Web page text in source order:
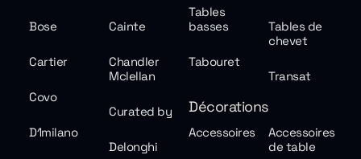
Bose Cainte
Cartier
Chandler
Mclellan
Covo
Curated by
D1milano
Delonghi
Tables
basses
Tables de
chevet
Tabouret
Transat
Décorations
Accessoires
Accessoires
de table